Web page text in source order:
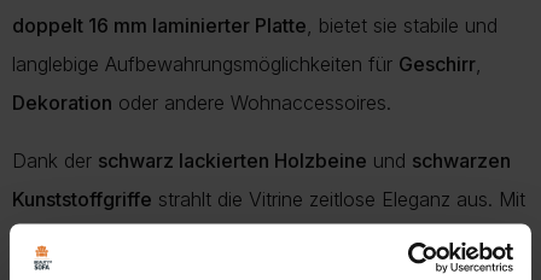
doppelt 16 mm laminierter Platte , bietet sie stabile und
langlebige Aufbewahrungsmöglichkeiten für Geschirr
Dekoration oder andere Wohnaccessoires.
Dank der schwarz lackierten Holzbeine und schwarzen
Kunststoffgriffe strahlt die Vitrine zeitlose Eleganz aus. Mit
ist sie die